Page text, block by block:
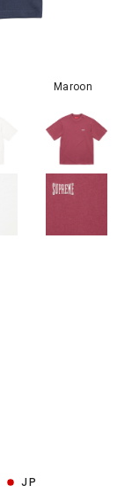
Maroon
JP